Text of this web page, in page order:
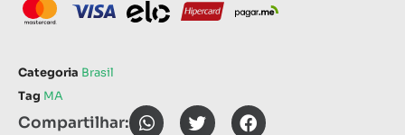
Categoria Brasil
Tag MA
Compartilhar: